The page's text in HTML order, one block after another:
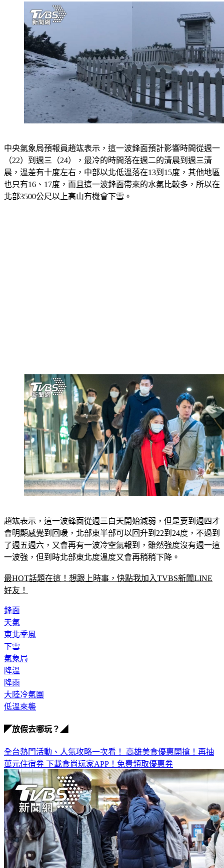
（22）到週三（24），最冷的時間落在週二的清晨到週三清
晨，溫差有十度左右，中部以北低溫落在13到15度，其他地區
也只有16、17度，而且這一波鋒面帶來的水氣比較多，所以在
北部3500公尺以上高山有機會下雪。
會明顯感覺到回暖，北部東半部可以回升到22到24度，不過到
了週五週六，又會再有一波冷空氣報到，雖然強度沒有週一這
一波強，但到時北部東北度溫度又會再稍稍下降。
好友！
天氣
東北季風
下雪
氣象局
降溫
降雨
大陸冷氣團
低溫來襲
萬元住宿券下載食尚玩家APP！免費領取優惠券